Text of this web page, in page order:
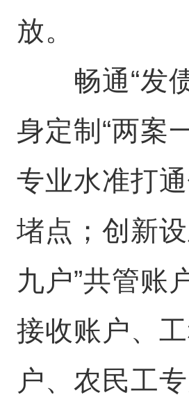
放。
畅通“发债
身定制“两案
专业水准打
堵点；创新
九户”共管账
接收账户、
户、农民工